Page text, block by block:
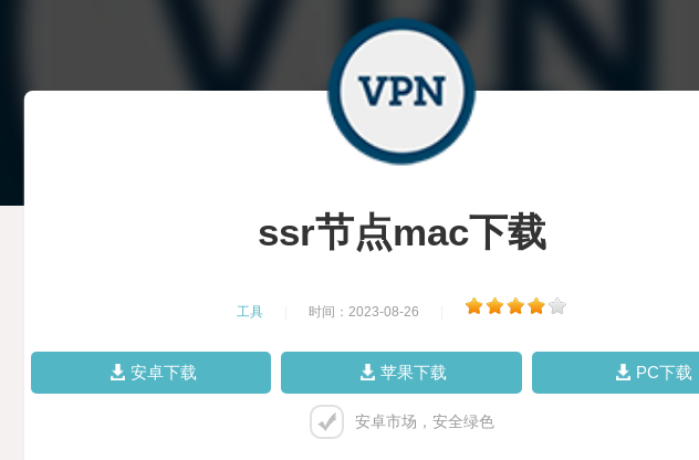
ssr节点mac下载
工具 时间：2023-08-26
安卓下载 苹果下载 PC下载
安卓市场，安全绿色